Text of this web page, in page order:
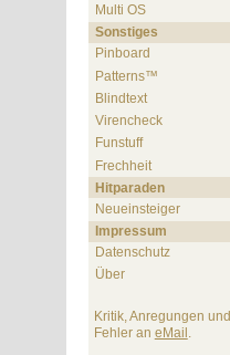
Multi OS
Sonstiges
Pinboard
Patterns™
Blindtext
Virencheck
Funstuff
Frechheit
Hitparaden
Neueinsteiger
Impressum
Datenschutz
Über
Kritik, Anregungen und
Fehler an eMail .